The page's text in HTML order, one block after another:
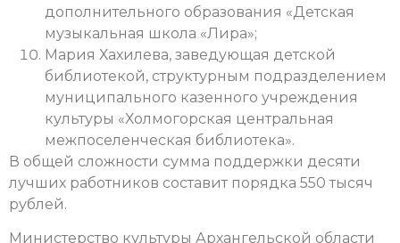
дополнительного образования «Детская
музыкальная школа «Лира»;
Мария Хахилева, заведующая детской
библиотекой, структурным подразделением
муниципального казенного учреждения
культуры «Холмогорская центральная
межпоселенческая библиотека».
В общей сложности сумма поддержки десяти
лучших работников составит порядка 550 тысяч
рублей.
Министерство культуры Архангельской области